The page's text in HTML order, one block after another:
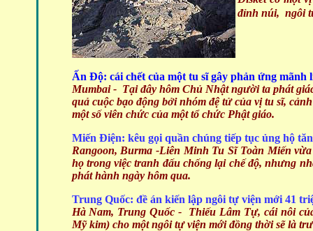
đỉnh núi, ngôi
Ấn Độ: cái chết của một tu sĩ gây phản ứng mãnh
Mumbai - Tại đây hôm Chủ Nhật người ta phát
quả cuộc bạo động bởi nhóm đệ tử của vị tu sĩ,
một số viên chức của một tổ chức Phật giáo.
Miến Điện: kêu gọi quần chúng tiếp tục ủng hộ
Rangoon, Burma -Liên Minh Tu Sĩ Toàn Miến
họ trong việc tranh đấu chống lại chế độ, nhưng
phát hành ngày hôm qua.
Trung Quốc: đề án kiến lập ngôi tự viện mới 41
Hà Nam, Trung Quốc - Thiếu Lâm Tự, cái nôi
Mỹ kim) cho một ngôi tự viện mới đồng thời sẽ là